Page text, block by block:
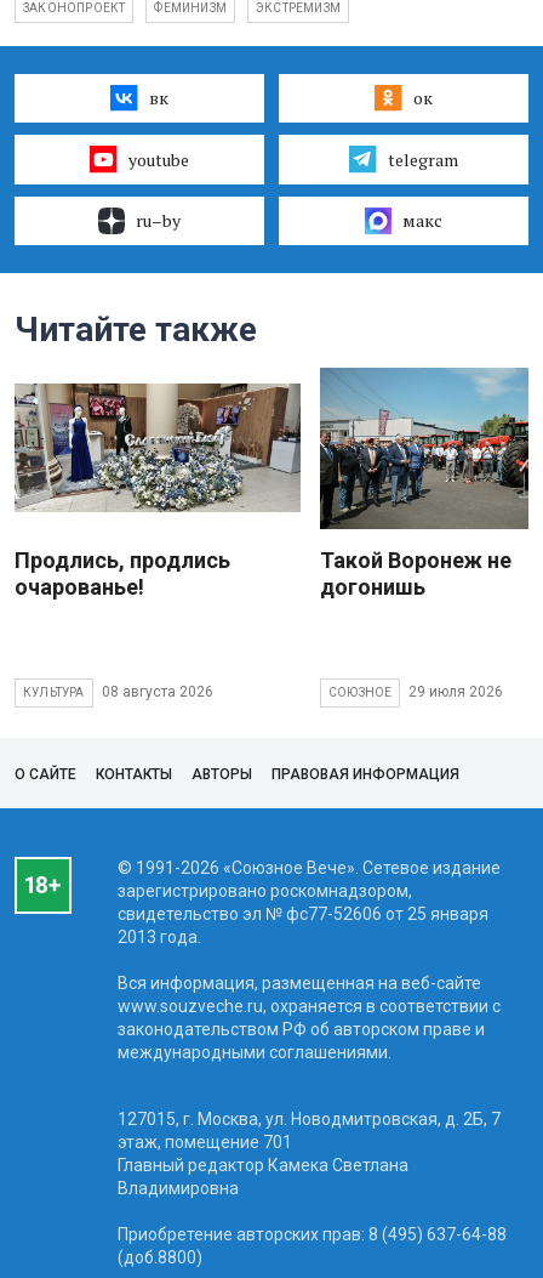
ЗАКОНОПРОЕКТ ФЕМИНИЗМ ЭКСТРЕМИЗМ
вк ок
youtube telegram
ru–by макс
Читайте также
Продлись, продлись
очарованье!
КУЛЬТУРА 08 августа 2026
Такой Воронеж не
догонишь
СОЮЗНОЕ 29 июля 2026
О САЙТЕ КОНТАКТЫ АВТОРЫ ПРАВОВАЯ ИНФОРМАЦИЯ
© 1991-2026 «Союзное Вече». Сетевое издание
зарегистрировано роскомнадзором,
свидетельство эл № фc77-52606 от 25 января
2013 года.
Вся информация, размещенная на веб-сайте
www.souzveche.ru, охраняется в соответствии с
законодательством РФ об авторском праве и
международными соглашениями.
127015, г. Москва, ул. Новодмитровская, д. 2Б, 7
этаж, помещение 701
Главный редактор Камека Светлана
Владимировна
Приобретение авторских прав: 8 (495) 637-64-88
(доб.8800)